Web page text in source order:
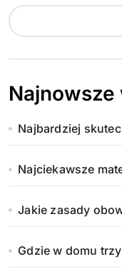
Najnowsze
Najbardziej
Najciekawsze
Jakie zasady
Gdzie w domu